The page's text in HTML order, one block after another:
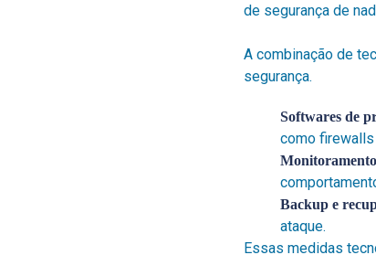
de segurança de
A combinação de
segurança.
Softwares de
como
Backup e
ataque.
Essas medidas